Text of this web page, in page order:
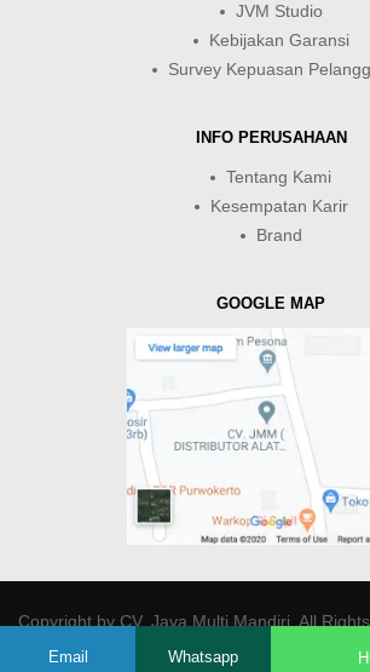
JVM Studio
Kebijakan Garansi
Survey Kepuasan
INFO PERUSAHAAN
Tentang Kami
Kesempatan Karir
Brand
GOOGLE MAP
Copyright byCV. Java Multi Mandiri. All
Email Whatsapp